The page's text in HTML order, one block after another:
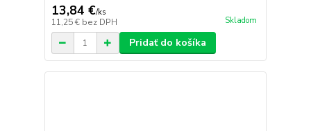
13,84 €/ks
11,25 € bez DPH Skladom
Pridať do košíka